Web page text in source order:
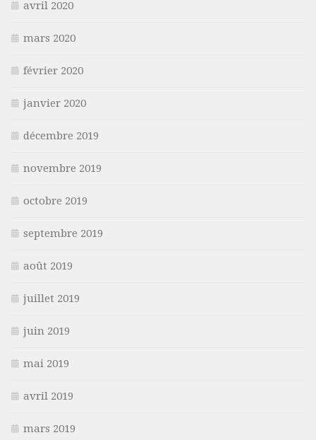
avril 2020
mars 2020
février 2020
janvier 2020
décembre 2019
novembre 2019
octobre 2019
septembre 2019
août 2019
juillet 2019
juin 2019
mai 2019
avril 2019
mars 2019